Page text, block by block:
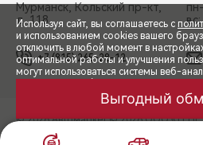
СПЕЦПРЕДЛОЖЕНИЯ
ЗАПИСЬ НА ТЕСТ-ДРАЙВ
Мурманск, Кольский пр-кт,
д. 118
+7 (815) 265-28-12
© 2026 Автомаркет © 2026 ООО
ПРАВОВАЯ ИНФОРМАЦИЯ
Используя сайт, вы соглашаетесь с
и использованием cookies вашего
отключить в любой момент в
оптимальной работы и улучшения
могут использоваться системы веб-
с применением указанных технологий
Выгодный